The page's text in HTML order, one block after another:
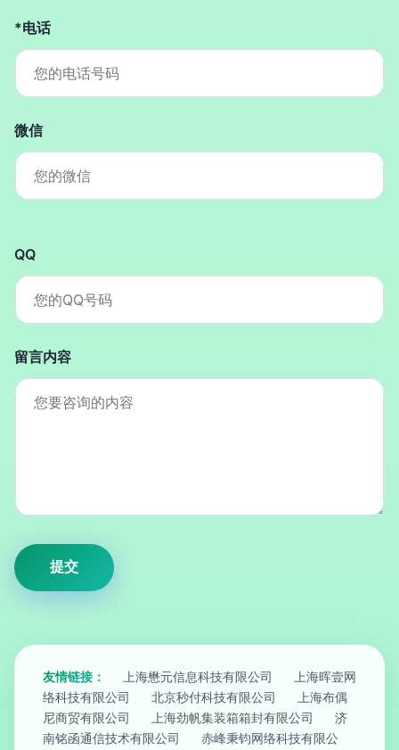
*电话
微信
QQ
留言内容
友情链接： 上海懋元信息科技有限公司
上海晖壹网
络科技有限公司
北京秒付科技有限公司
上海布偶
尼商贸有限公司
上海劲帆集装箱箱封有限公司
济
南铭函通信技术有限公司
赤峰秉钧网络科技有限公